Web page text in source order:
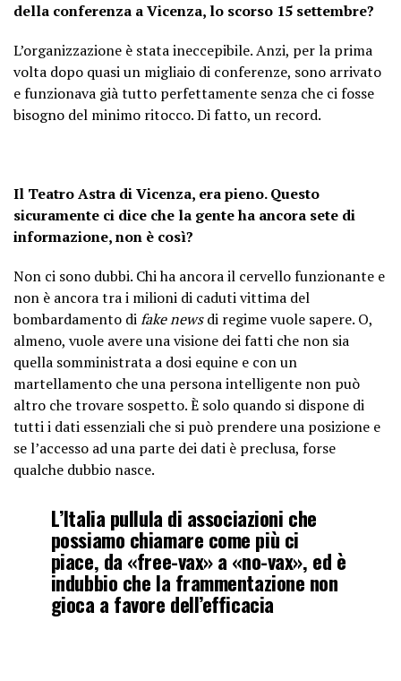
della conferenza a Vicenza, lo scorso 15 settembre?
L’organizzazione è stata ineccepibile. Anzi, per la prima
volta dopo quasi un migliaio di conferenze, sono arrivato
e funzionava già tutto perfettamente senza che ci fosse
bisogno del minimo ritocco. Di fatto, un record.
Il Teatro Astra di Vicenza, era pieno. Questo
sicuramente ci dice che la gente ha ancora sete di
informazione, non è così?
Non ci sono dubbi. Chi ha ancora il cervello funzionante e
non è ancora tra i milioni di caduti vittima del
bombardamento difake newsdi regime vuole sapere. O,
almeno, vuole avere una visione dei fatti che non sia
quella somministrata a dosi equine e con un
martellamento che una persona intelligente non può
altro che trovare sospetto. È solo quando si dispone di
tutti i dati essenziali che si può prendere una posizione e
se l’accesso ad una parte dei dati è preclusa, forse
qualche dubbio nasce.
L’Italia pullula di associazioni che
possiamo chiamare come più ci
piace, da «free-vax» a «no-vax», ed è
indubbio che la frammentazione non
gioca a favore dell’efficacia